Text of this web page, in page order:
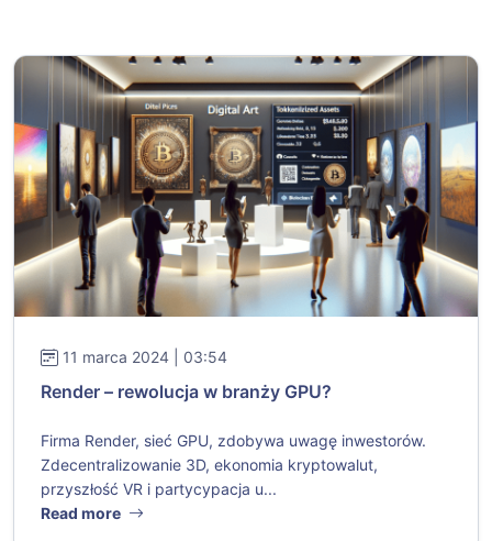
11 marca 2024 | 03:54
Render – rewolucja w branży GPU?
Firma Render, sieć GPU, zdobywa uwagę inwestorów.
Zdecentralizowanie 3D, ekonomia kryptowalut,
przyszłość VR i partycypacja u...
Read more